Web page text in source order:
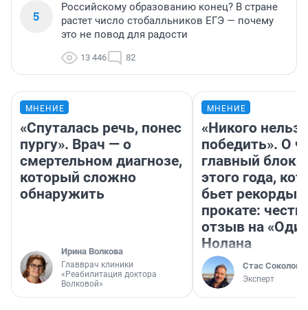
5
Российскому образованию конец? В стране
растет число стобалльников ЕГЭ — почему
это не повод для радости
13 446 82
МНЕНИЕ
«Спуталась речь, понес
пургу». Врач — о
смертельном диагнозе,
который сложно
обнаружить
Ирина Волкова
Главврач клиники
«Реабилитация доктора
Волковой»
МНЕНИЕ
«Никого нельзя
победить». О
главный
этого года,
бьет рекорды в
прокате:
отзыв на
Нолана
Стас Соколов
Эксперт